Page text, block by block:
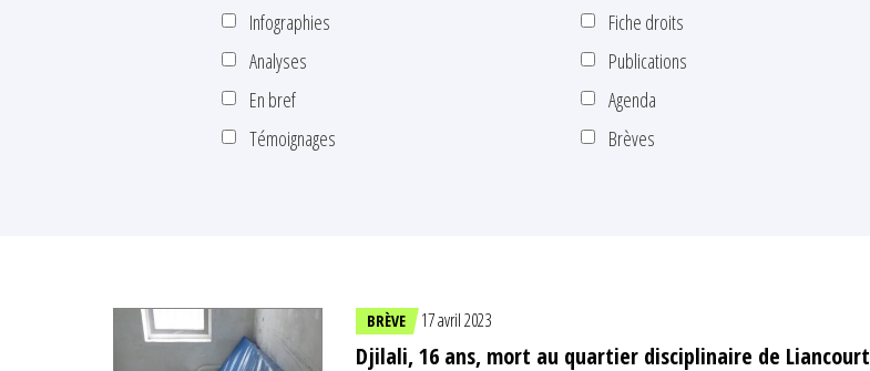
Infographies
Analyses
En bref
Témoignages
Fiche droits
Publications
Agenda
Brèves
BRÈVE 17 avril 2023
Djilali, 16 ans, mort au quartier disciplinaire de Liancourt